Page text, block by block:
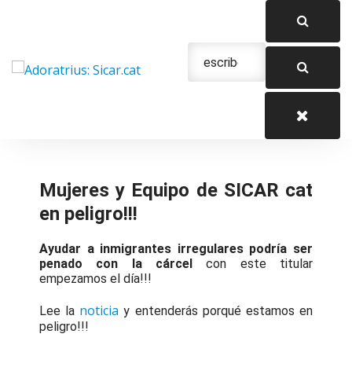
Mujeres y Equipo de SICAR cat
en peligro!!!
Ayudar a inmigrantes irregulares podría ser
penado con la cárcelcon este titular
empezamos el día!!!
Lee la noticia y entenderás porqué estamos en
peligro!!!